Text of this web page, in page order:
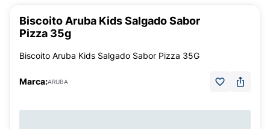
Biscoito Aruba Kids Salgado Sabor
Pizza 35g
Biscoito Aruba Kids Salgado Sabor Pizza 35G
Marca:ARUBA